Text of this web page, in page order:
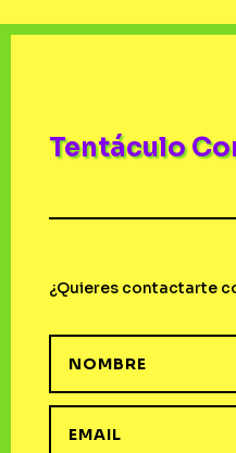
Tentáculo
¿Quieres contactarte